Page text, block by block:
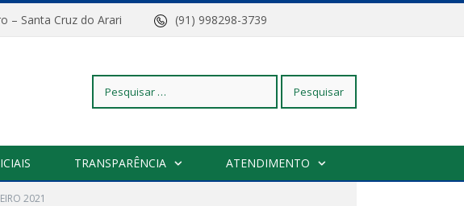
– Santa Cruz do Arari (91) 998298-3739
Pesquisar
TRANSPARÊNCIA ATENDIMENTO
2021